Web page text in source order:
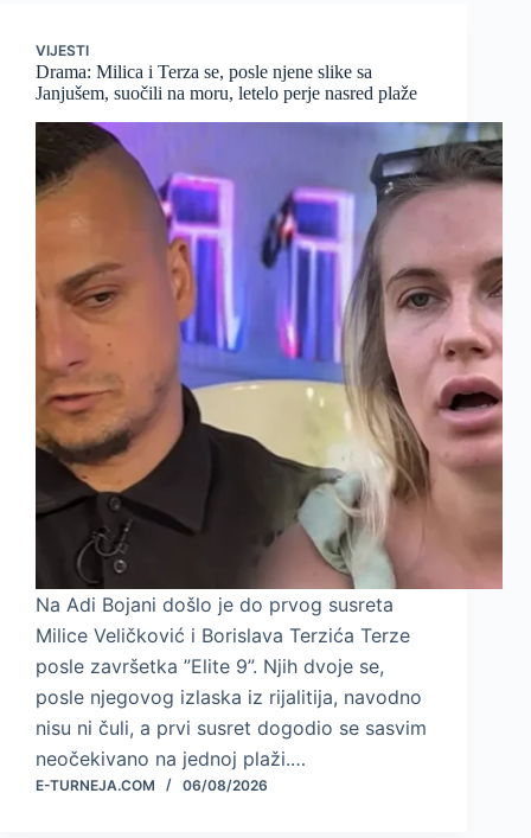
VIJESTI
Drama: Milica i Terza se, posle njene slike sa
Janjušem, suočili na moru, letelo perje nasred plaže
Na Adi Bojani došlo je do prvog susreta
Milice Veličković i Borislava Terzića Terze
posle završetka ”Elite 9”. Njih dvoje se,
posle njegovog izlaska iz rijalitija, navodno
nisu ni čuli, a prvi susret dogodio se sasvim
neočekivano na jednoj plaži.…
E-TURNEJA.COM 06/08/2026